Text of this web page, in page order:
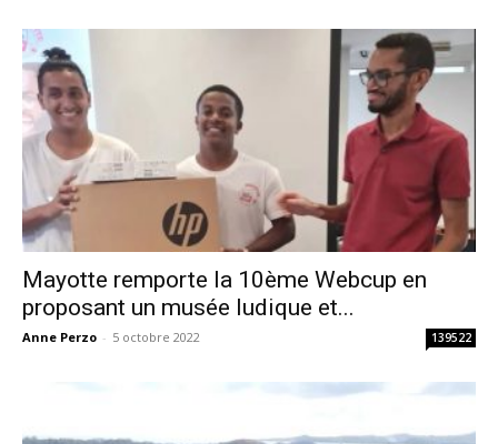
Mayotte remporte la 10ème Webcup en
proposant un musée ludique et...
Anne Perzo - 5 octobre 2022 139522